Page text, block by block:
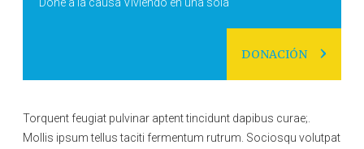
DONACIÓN
Torquent feugiat pulvinar aptent tincidunt dapibus curae;.
Mollis ipsum tellus taciti fermentum rutrum. Sociosqu volutpat